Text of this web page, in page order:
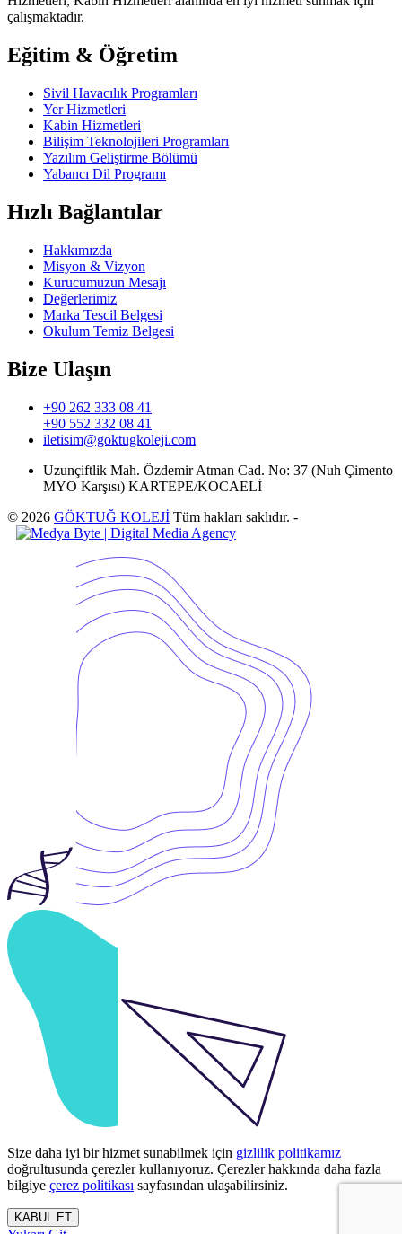
çalışmaktadır.
Eğitim & Öğretim
Sivil Havacılık Programları
Yer Hizmetleri
Kabin Hizmetleri
Bilişim Teknolojileri Programları
Yazılım Geliştirme Bölümü
Yabancı Dil Programı
Hızlı Bağlantılar
Hakkımızda
Misyon & Vizyon
Kurucumuzun Mesajı
Değerlerimiz
Marka Tescil Belgesi
Okulum Temiz Belgesi
Bize Ulaşın
+90 262 333 08 41
+90 552 332 08 41
iletisim@goktugkoleji.com
Uzunçiftlik Mah. Özdemir Atman Cad. No: 37 (Nuh Çimento
MYO Karşısı) KARTEPE/KOCAELİ
© 2026 GÖKTUĞ KOLEJİ Tüm hakları saklıdır. -
Size daha iyi bir hizmet sunabilmek için gizlilik politikamız
doğrultusunda çerezler kullanıyoruz. Çerezler hakkında daha fazla
bilgiye çerez politikası sayfasından ulaşabilirsiniz.
KABUL ET